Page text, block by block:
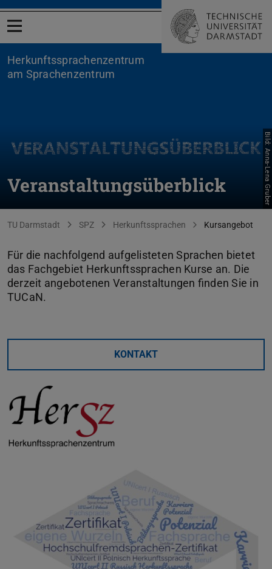
Menü öffnen
Herkunftssprachenzentrum
am Sprachenzentrum
Veranstaltungsüberblick Bild: Anna-Lena Gruber
Sie befinden sich hier:
TU Darmstadt SPZ Herkunftssprachen Kursangebot
Für die nachfolgend aufgelisteten Sprachen bietet
das Fachgebiet Herkunftssprachen Kurse an. Die
derzeit angebotenen Veranstaltungen finden Sie in
TUCaN.
KONTAKT